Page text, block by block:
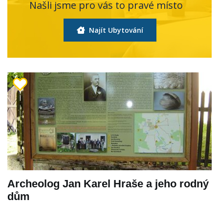
Našli jsme pro vás to pravé místo
Najít Ubytování
Archeolog Jan Karel Hraše a jeho rodný
dům